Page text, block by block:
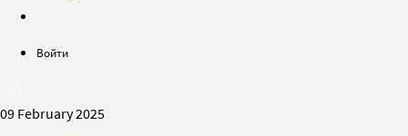
Войти
09 February 2025